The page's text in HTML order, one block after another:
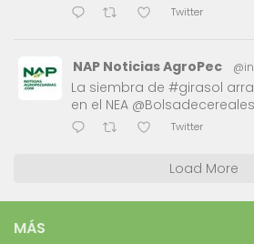
Twitter
NAP Noticias AgroPec
La siembra de #girasol
en el NEA
Twitter
Load More
MÁS